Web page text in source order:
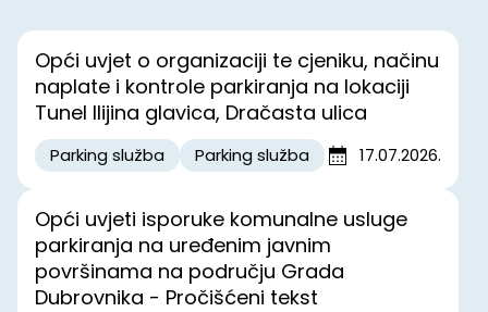
Opći uvjet o organizaciji te cjeniku, načinu
naplate i kontrole parkiranja na lokaciji
Tunel Ilijina glavica, Dračasta ulica
Parking služba Parking služba 17.07.2026.
Opći uvjeti isporuke komunalne usluge
parkiranja na uređenim javnim
površinama na području Grada
Dubrovnika - Pročišćeni tekst